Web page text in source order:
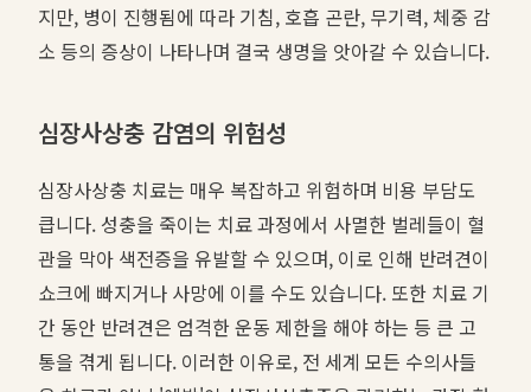
지만, 병이 진행됨에 따라 기침, 호흡 곤란, 무기력, 체중 감
소 등의 증상이 나타나며 결국 생명을 앗아갈 수 있습니다.
심장사상충 감염의 위험성
심장사상충 치료는 매우 복잡하고 위험하며 비용 부담도
큽니다. 성충을 죽이는 치료 과정에서 사멸한 벌레들이 혈
관을 막아 색전증을 유발할 수 있으며, 이로 인해 반려견이
쇼크에 빠지거나 사망에 이를 수도 있습니다. 또한 치료 기
간 동안 반려견은 엄격한 운동 제한을 해야 하는 등 큰 고
통을 겪게 됩니다. 이러한 이유로, 전 세계 모든 수의사들